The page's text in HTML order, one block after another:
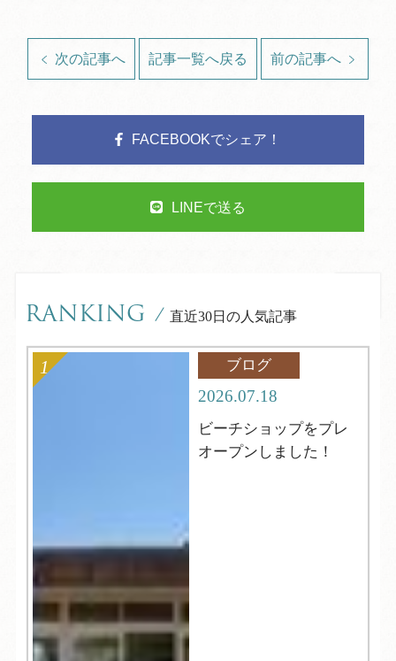
次の記事へ 記事一覧へ戻る 前の記事へ
FACEBOOKでシェア！
LINEで送る
RANKING / 直近30日の人気記事
ブログ
2026.07.18
ビーチショップをプレ
オープンしました！